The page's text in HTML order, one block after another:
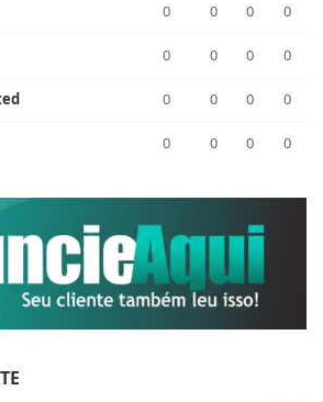
0 0 0 0
0 0 0 0
0 0 0 0
0 0 0 0